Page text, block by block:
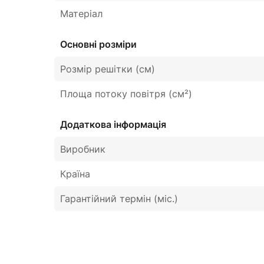
Матеріал
Основні розміри
Розмір решітки (см)
Площа потоку повітря (см²)
Додаткова інформація
Виробник
Країна
Гарантійний термін (міс.)